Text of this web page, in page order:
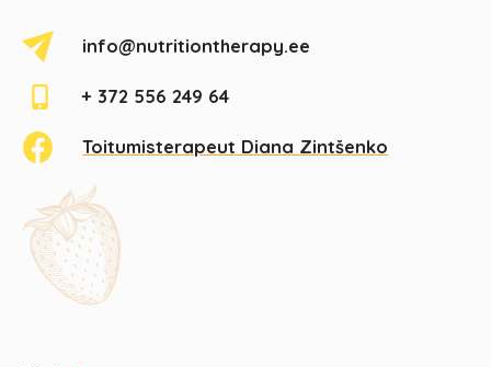
info@nutritiontherapy.ee
+ 372 556 249 64
Toitumisterapeut Diana Zintšenko